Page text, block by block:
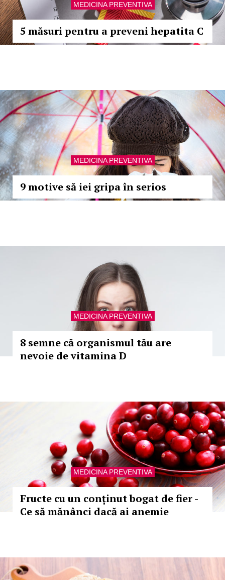
MEDICINA PREVENTIVA
5 măsuri pentru a preveni hepatita C
MEDICINA PREVENTIVA
9 motive să iei gripa în serios
MEDICINA PREVENTIVA
8 semne că organismul tău are
nevoie de vitamina D
MEDICINA PREVENTIVA
Fructe cu un conținut bogat de fier -
Ce să mănânci dacă ai anemie